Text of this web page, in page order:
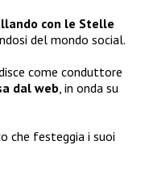
con le Stelle
del mondo social.
come conduttore
dal web , in onda su
che festeggia i suoi